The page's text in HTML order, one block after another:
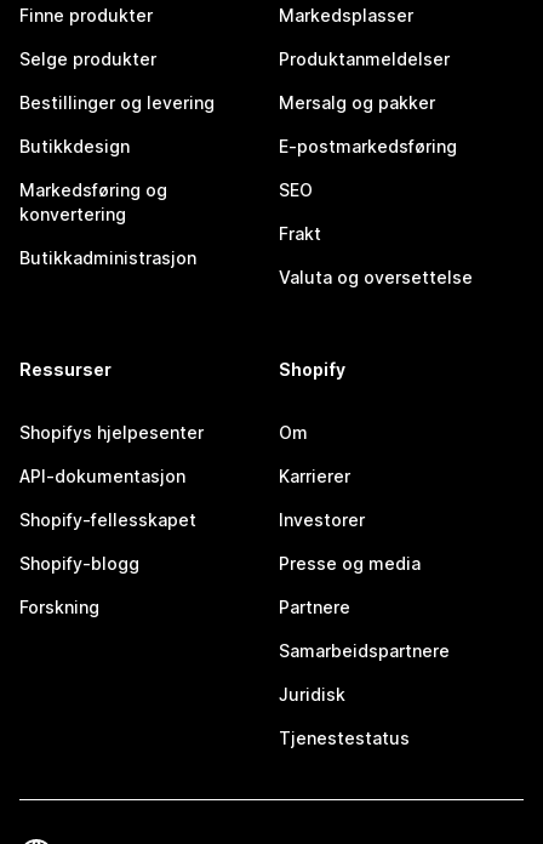
Finne produkter
Selge produkter
Bestillinger og levering
Butikkdesign
Markedsføring og
konvertering
Butikkadministrasjon
Markedsplasser
Produktanmeldelser
Mersalg og pakker
E-postmarkedsføring
SEO
Frakt
Valuta og oversettelse
Ressurser
Shopifys hjelpesenter
API-dokumentasjon
Shopify-fellesskapet
Shopify-blogg
Forskning
Shopify
Om
Karrierer
Investorer
Presse og media
Partnere
Samarbeidspartnere
Juridisk
Tjenestestatus